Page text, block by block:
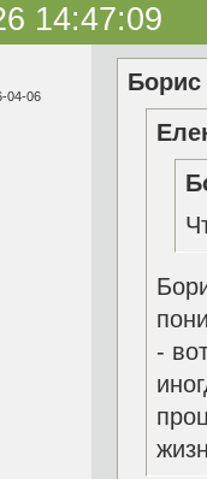
14:47:09
04-06
-